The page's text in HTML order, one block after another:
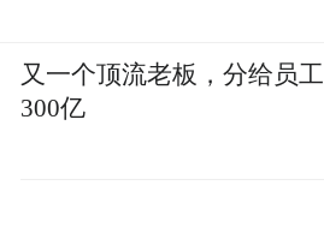
又一个顶流老板，分给员工
300亿